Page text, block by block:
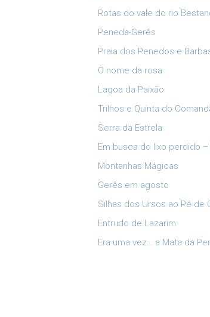
Rotas do vale do rio
Peneda-Gerês
Praia dos Penedos e
O nome da rosa
Lagoa da Paixão
Trilhos e Quinta do
Serra da Estrela
Em busca do lixo perdido
Montanhas Mágicas
Gerês em agosto
Silhas dos Ursos ao Pé de
Entrudo de Lazarim
Era uma vez… a Mata da